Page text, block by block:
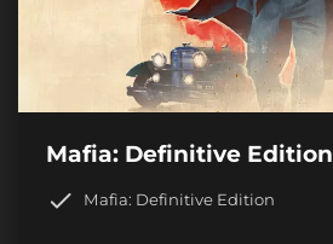
Mafia: Definitive Edition
Mafia: Definitive Edition